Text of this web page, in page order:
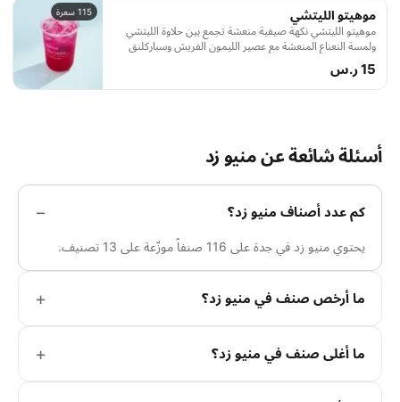
115 سعرة موهيتو الليتشي
موهيتو الليتشي نكهة صيفية منعشة تجمع بين حلاوة الليتشي
ولمسة النعناع المنعشة مع عصير الليمون الفريش وسباركلنق
ينعشك من أول رشفة.
15 ر.س
أسئلة شائعة عن منيو زد
كم عدد أصناف منيو زد؟
يحتوي منيو زد في جدة على 116 صنفاً موزّعة على 13 تصنيف.
ما أرخص صنف في منيو زد؟
ما أغلى صنف في منيو زد؟